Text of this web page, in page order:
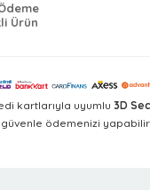
Ürün
kartlarıyla uyumlu 3D
ödemenizi